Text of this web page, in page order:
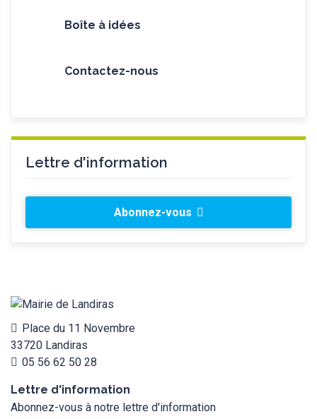
Boîte à idées
Contactez-nous
Lettre d'information
Abonnez-vous
Place du 11 Novembre
33720 Landiras
05 56 62 50 28
Lettre d'information
Abonnez-vous à notre lettre d'information